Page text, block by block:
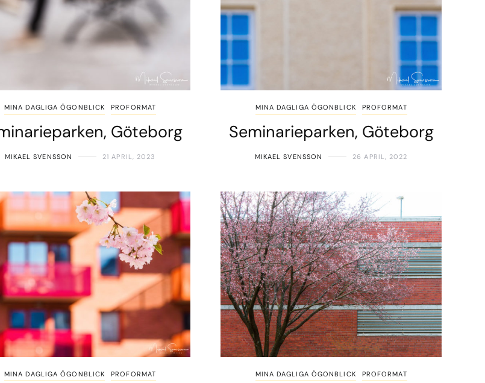
MINA DAGLIGA ÖGONBLICK PROFORMAT
Göteborg
MIKAEL SVENSSON 21 APRIL, 2023
MINA DAGLIGA ÖGONBLICK PROFORMAT
Seminarieparken, Göteborg
MIKAEL SVENSSON 26 APRIL, 2022
MINA DAGLIGA ÖGONBLICK PROFORMAT MINA DAGLIGA ÖGONBLICK PROFORMAT